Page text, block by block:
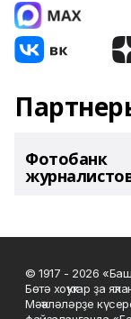
Фотобанк
© 1917 - 2026
Бөтә хоҡуҡтар ҙа
Мәҡәләләрҙе